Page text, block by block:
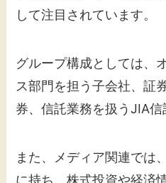
して注目されています。
グループ構成としては、
ス部門を担う子会社、証
券、信託業務を扱うJIA信
また、メディア関連では
に持ち、株式投資や経済